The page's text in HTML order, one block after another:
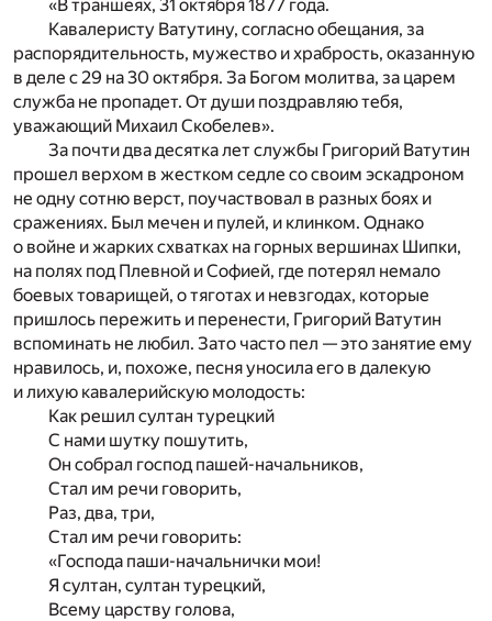
«В траншеях, 31 октября 1877 года.
Кавалеристу Ватутину, согласно обещания, за
распорядительность, мужество и храбрость, оказанную
в деле с 29 на 30 октября. За Богом молитва, за царем
служба не пропадет. От души поздравляю тебя,
уважающий Михаил Скобелев».
За почти два десятка лет службы Григорий Ватутин
прошел верхом в жестком седле со своим эскадроном
не одну сотню верст, поучаствовал в разных боях и
сражениях. Был мечен и пулей, и клинком. Однако
о войне и жарких схватках на горных вершинах Шипки,
на полях под Плевной и Софией, где потерял немало
боевых товарищей, о тяготах и невзгодах, которые
пришлось пережить и перенести, Григорий Ватутин
вспоминать не любил. Зато часто пел — это занятие ему
нравилось, и, похоже, песня уносила его в далекую
и лихую кавалерийскую молодость:
Как решил султан турецкий
С нами шутку пошутить,
Он собрал господ пашей-начальников,
Стал им речи говорить,
Раз, два, три,
Стал им речи говорить:
«Господа паши-начальнички мои!
Я султан, султан турецкий,
Всему царству голова,